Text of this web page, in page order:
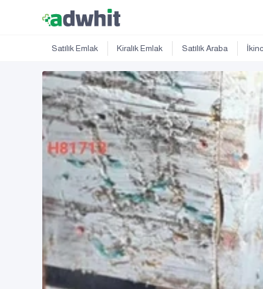
Satılık Emlak Kiralık Emlak Satılık Araba